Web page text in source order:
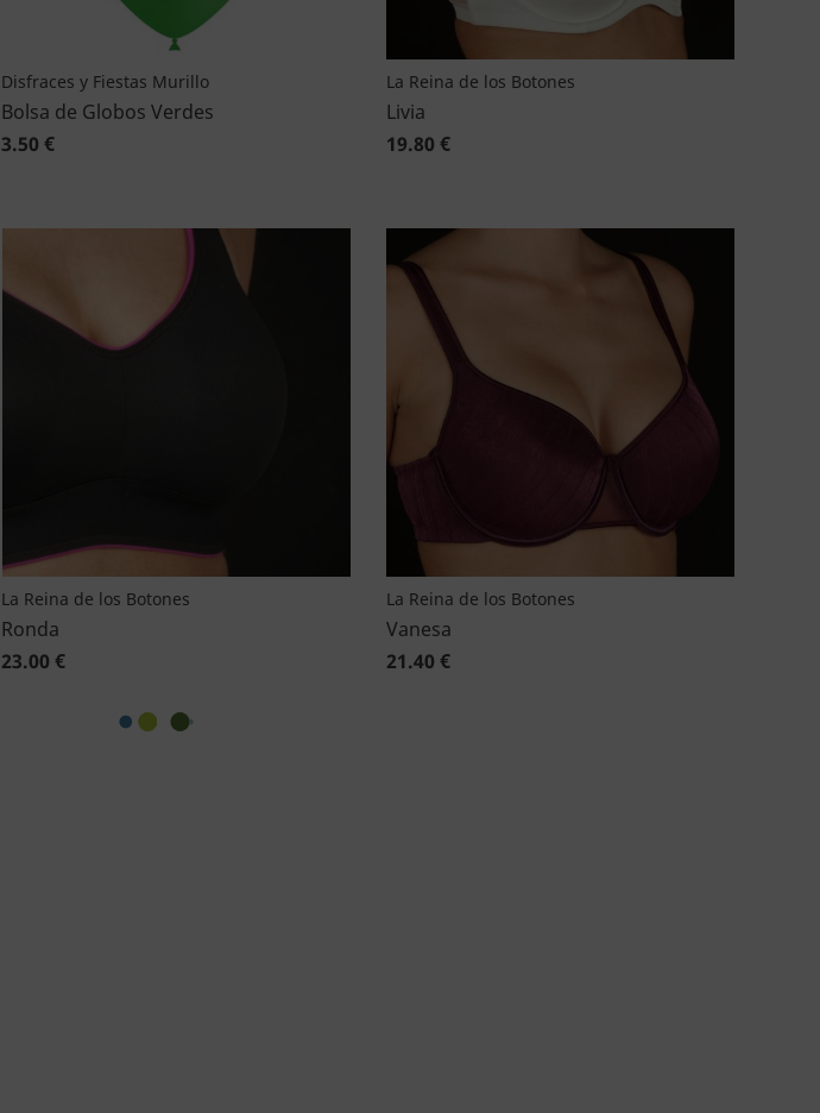
Disfraces y Fiestas Murillo
Bolsa de Globos Verdes
3.50 €
La Reina de los Botones
Livia
19.80 €
La Reina de los Botones
Ronda
23.00 €
La Reina de los Botones
Vanesa
21.40 €